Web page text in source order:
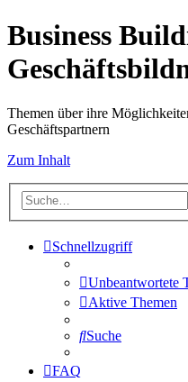
Business
Themen über ihre
Geschäftspartnern
Zum Inhalt
Schnellzugriff
Unbeantwortete
Aktive Themen
Suche
FAQ